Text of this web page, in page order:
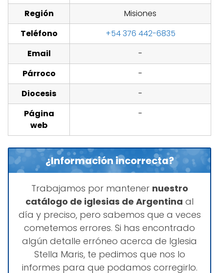
Región
Misiones
Teléfono
+54 376 442-6835
Email
-
Párroco
-
Diocesis
-
Página
web
-
¿Información incorrecta?
Trabajamos por mantener nuestro
catálogo de iglesias de Argentina al
día y preciso, pero sabemos que a veces
cometemos errores. Si has encontrado
algún detalle erróneo acerca de Iglesia
Stella Maris, te pedimos que nos lo
informes para que podamos corregirlo.